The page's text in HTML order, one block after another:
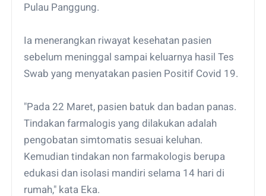
Pulau Panggung.
Ia menerangkan riwayat kesehatan pasien
sebelum meninggal sampai keluarnya hasil Tes
Swab yang menyatakan pasien Positif Covid 19.
"Pada 22 Maret, pasien batuk dan badan panas.
Tindakan farmalogis yang dilakukan adalah
pengobatan simtomatis sesuai keluhan.
Kemudian tindakan non farmakologis berupa
edukasi dan isolasi mandiri selama 14 hari di
rumah," kata Eka.